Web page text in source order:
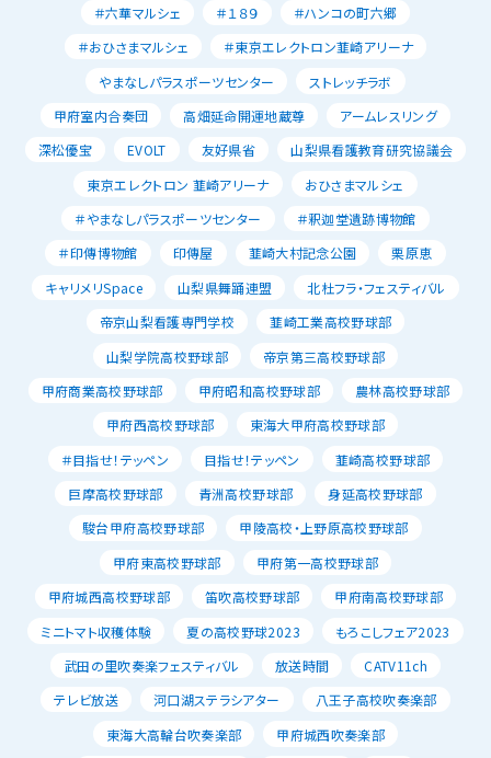
＃六華マルシェ
＃１８９
＃ハンコの町六郷
＃おひさまマルシェ
＃東京エレクトロン韮崎アリーナ
やまなしパラスポーツセンター
ストレッチラボ
甲府室内合奏団
高畑延命開運地蔵尊
アームレスリング
深松優宝
EVOLT 友好県省
山梨県看護教育研究協議会
東京エレクトロン 韮崎アリーナ
おひさまマルシェ
＃やまなしパラスポーツセンター
＃釈迦堂遺跡博物館
＃印傳博物館
印傳屋 韮崎大村記念公園
栗原恵
キャリメリSpace
山梨県舞踊連盟
北杜フラ・フェスティバル
帝京山梨看護専門学校
韮崎工業高校野球部
山梨学院高校野球部
帝京第三高校野球部
甲府商業高校野球部
甲府昭和高校野球部
農林高校野球部
甲府西高校野球部
東海大甲府高校野球部
＃目指せ！テッペン
目指せ！テッペン
韮崎高校野球部
巨摩高校野球部
青洲高校野球部
身延高校野球部
駿台甲府高校野球部
甲陵高校・上野原高校野球部
甲府東高校野球部
甲府第一高校野球部
甲府城西高校野球部
笛吹高校野球部
甲府南高校野球部
ミニトマト収穫体験
夏の高校野球2023
もろこしフェア2023
武田の里吹奏楽フェスティバル
放送時間
CATV11ch
テレビ放送
河口湖ステラシアター
八王子高校吹奏楽部
東海大高輪台吹奏楽部
甲府城西吹奏楽部